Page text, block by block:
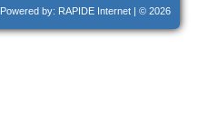
Powered by: RAPIDE Internet | © 2026